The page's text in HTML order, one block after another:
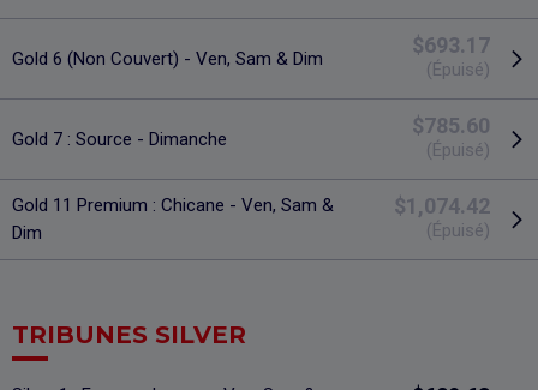
Gold 6 (Non Couvert) - Ven, Sam & Dim
$693.17
(Épuisé)
Gold 7 : Source - Dimanche
$785.60
(Épuisé)
Gold 11 Premium : Chicane - Ven, Sam &
Dim
$1,074.42
(Épuisé)
TRIBUNES SILVER